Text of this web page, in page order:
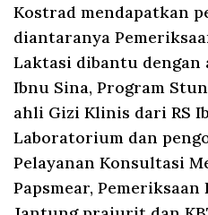
Kostrad mendapatkan
diantaranya
Laktasi dibantu dengan
Ibnu Sina, Program
ahli Gizi Klinis dari RS
Laboratorium dan
Pelayanan Konsultasi
Papsmear,